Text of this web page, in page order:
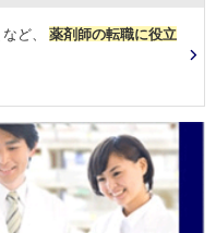
など、 薬剤師の転職に役立